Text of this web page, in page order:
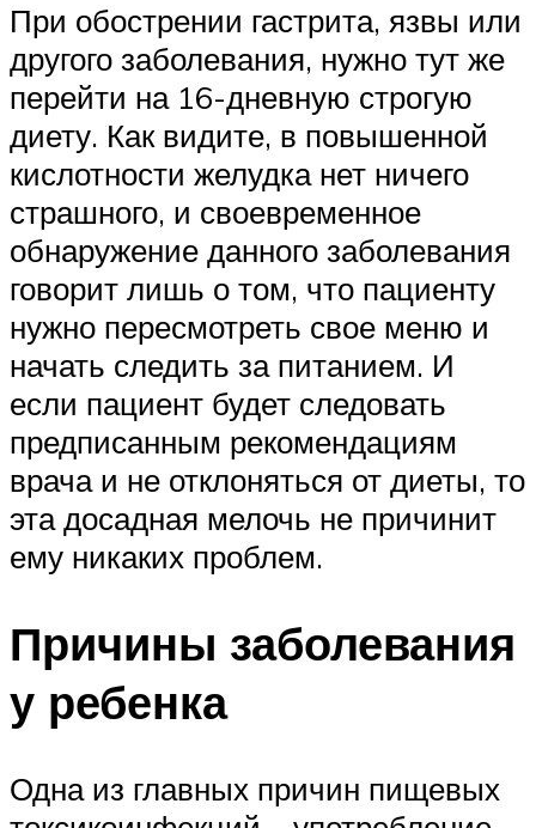
При обострении гастрита, язвы или
другого заболевания, нужно тут же
перейти на 16-дневную строгую
диету. Как видите, в повышенной
кислотности желудка нет ничего
страшного, и своевременное
обнаружение данного заболевания
говорит лишь о том, что пациенту
нужно пересмотреть свое меню и
начать следить за питанием. И
если пациент будет следовать
предписанным рекомендациям
врача и не отклоняться от диеты, то
эта досадная мелочь не причинит
ему никаких проблем.
Причины заболевания
у ребенка
Одна из главных причин пищевых